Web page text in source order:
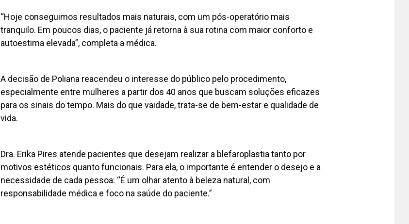
“Hoje conseguimos resultados mais naturais, com um pós-operatório mais
tranquilo. Em poucos dias, o paciente já retorna à sua rotina com maior conforto e
autoestima elevada”, completa a médica.
A decisão de Poliana reacendeu o interesse do público pelo procedimento,
especialmente entre mulheres a partir dos 40 anos que buscam soluções eficazes
para os sinais do tempo. Mais do que vaidade, trata-se de bem-estar e qualidade de
vida.
Dra. Erika Pires atende pacientes que desejam realizar a blefaroplastia tanto por
motivos estéticos quanto funcionais. Para ela, o importante é entender o desejo e a
necessidade de cada pessoa: “É um olhar atento à beleza natural, com
responsabilidade médica e foco na saúde do paciente.”